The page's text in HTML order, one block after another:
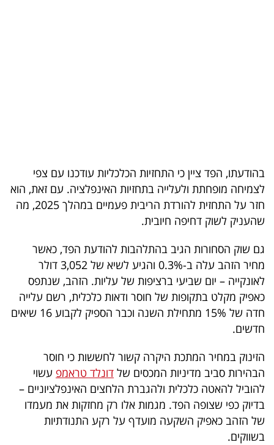
המילון
הכלכלי
40
UNDER
40
שיתופי
פעולה
דרושים
בהודעתו, הפד ציין כי התחזיות הכלכליות עודכנו עם צפי
לצמיחה מופחתת ולעלייה בתחזיות האינפלציה. עם זאת, הוא
חזר על התחזית להורדת הריבית פעמיים במהלך 2025, מה
שהעניק לשוק דחיפה חיובית.
גם שוק הסחורות הגיב בהתלהבות להודעת הפד, כאשר
מחיר הזהב עלה ב-0.3% והגיע לשיא של 3,052 דולר
לאונקייה – יום שביעי ברציפות של עליות. הזהב, שנתפס
כאפיק מקלט בתקופות של חוסר ודאות כלכלית, רשם עלייה
חדה של 15% מתחילת השנה וכבר הספיק לקבוע 16 שיאים
חדשים.
הזינוק במחיר המתכת היקרה קשור לחששות כי חוסר
הבהירות סביב מדיניות המכסים של דונלד טראמפ עשוי
להוביל להאטה כלכלית ולהגברת הלחצים האינפלציוניים –
בדיוק כפי שצופה הפד. מגמות אלו רק מחזקות את מעמדו
של הזהב כאפיק השקעה מועדף על רקע התנודתיות
בשווקים.